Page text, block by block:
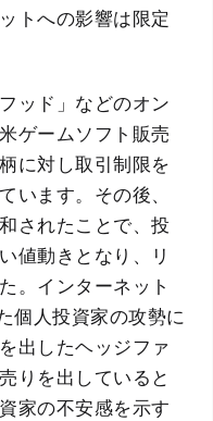
トへの影響は限定
ッド」などのオン
ゲームソフト販売
に対し取引制限を
います。その後、
されたことで、投
値動きとなり、リ
。インターネット
個人投資家の攻勢に
出したヘッジファ
りを出していると
家の不安感を示す